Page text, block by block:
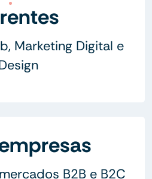
Marketing Digital e
B2B e B2C